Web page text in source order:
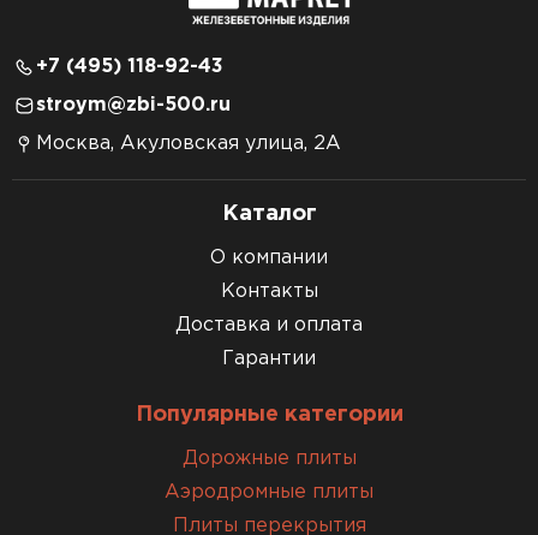
+7 (495) 118-92-43
stroym@zbi-500.ru
Москва, Акуловская улица, 2А
Каталог
О компании
Контакты
Доставка и оплата
Гарантии
Популярные категории
Дорожные плиты
Аэродромные плиты
Плиты перекрытия